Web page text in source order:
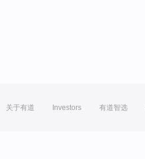
关于有道 Investors 有道智选